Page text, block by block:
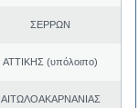
ΣΕΡΡΩΝ
ΑΤΤΙΚΗΣ (υπόλοιπο)
ΑΙΤΩΛΟΑΚΑΡΝΑΝΙΑΣ